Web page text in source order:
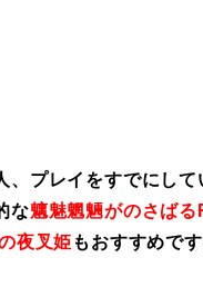
プレイをすでにして
な魑魅魍魎がのさばる
夜叉姫 もおすすめです